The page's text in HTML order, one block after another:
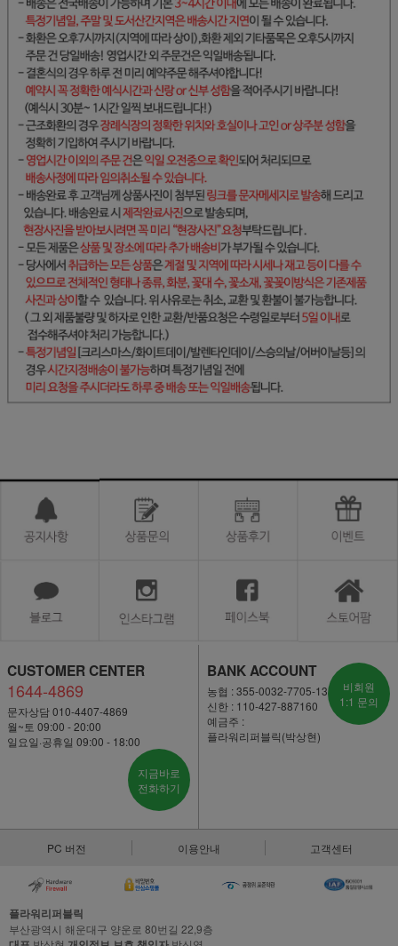
CUSTOMER CENTER
1644-4869
문자상담 010-4407-4869
월~토 09:00 - 20:00
일요일·공휴일 09:00 - 18:00
지금바로
전화하기
BANK ACCOUNT
농협 : 355-0032-7705-13
신한 : 110-427-887160
예금주 :
플라워리퍼블릭(박상현)
비회원
1:1 문의
PC 버전 이용안내 고객센터
플라워리퍼블릭
부산광역시 해운대구 양운로 80번길 22,9층